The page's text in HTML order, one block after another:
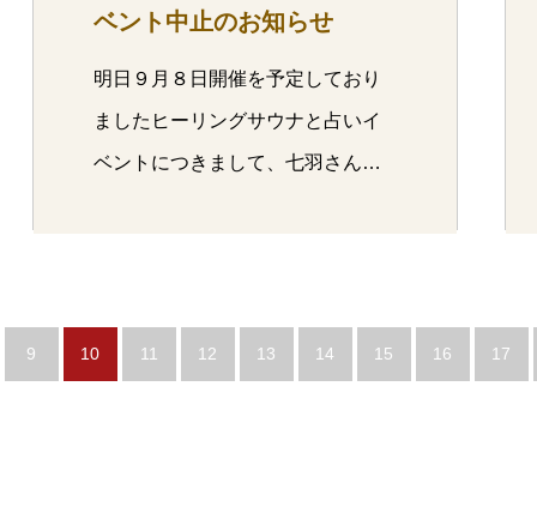
ベント中止のお知らせ
明日９月８日開催を予定しており
ましたヒーリングサウナと占いイ
ベントにつきまして、七羽さんの
9 10 11 12 13 14 15 16 17